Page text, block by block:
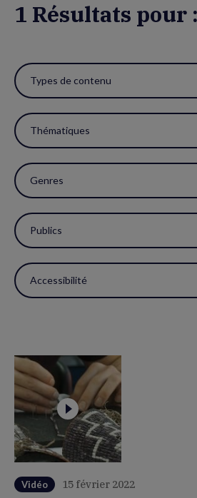
1 Résultats pour
ces
filtres
pour
réactualiser
la
page.
Types de contenu
Thématiques
Genres
Publics
Accessibilité
Vidéo 15 février 2022